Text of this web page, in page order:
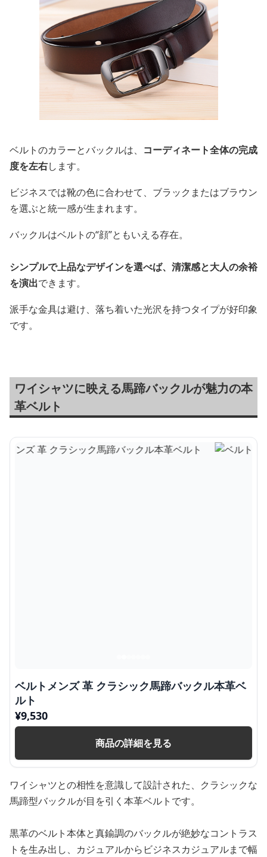
ベルトのカラーとバックルは、 コーディネート全体の完成
度を左右します。
ビジネスでは靴の色に合わせて、ブラックまたはブラウン
を選ぶと統一感が生まれます。
バックルはベルトの“顔”ともいえる存在。
シンプルで上品なデザインを選べば、清潔感と大人の余裕
を演出できます。
派手な金具は避け、落ち着いた光沢を持つタイプが好印象
です。
ワイシャツに映える馬蹄バックルが魅力の本
革ベルト
ベルトメンズ 革 クラシック馬蹄バックル本革ベ
ルト
¥9,530
商品の詳細を見る
ワイシャツとの相性を意識して設計された、クラシックな
馬蹄型バックルが目を引く本革ベルトです。
黒革のベルト本体と真鍮調のバックルが絶妙なコントラス
トを生み出し、カジュアルからビジネスカジュアルまで幅